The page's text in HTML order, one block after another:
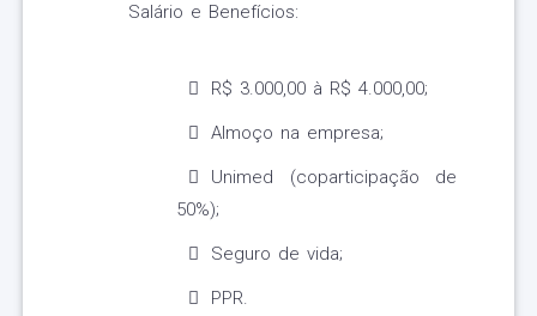
Salário e Benefícios:
R$ 3.000,00 à R$ 4.000,00;
Almoço na empresa;
Unimed (coparticipação de
50%);
Seguro de vida;
PPR.